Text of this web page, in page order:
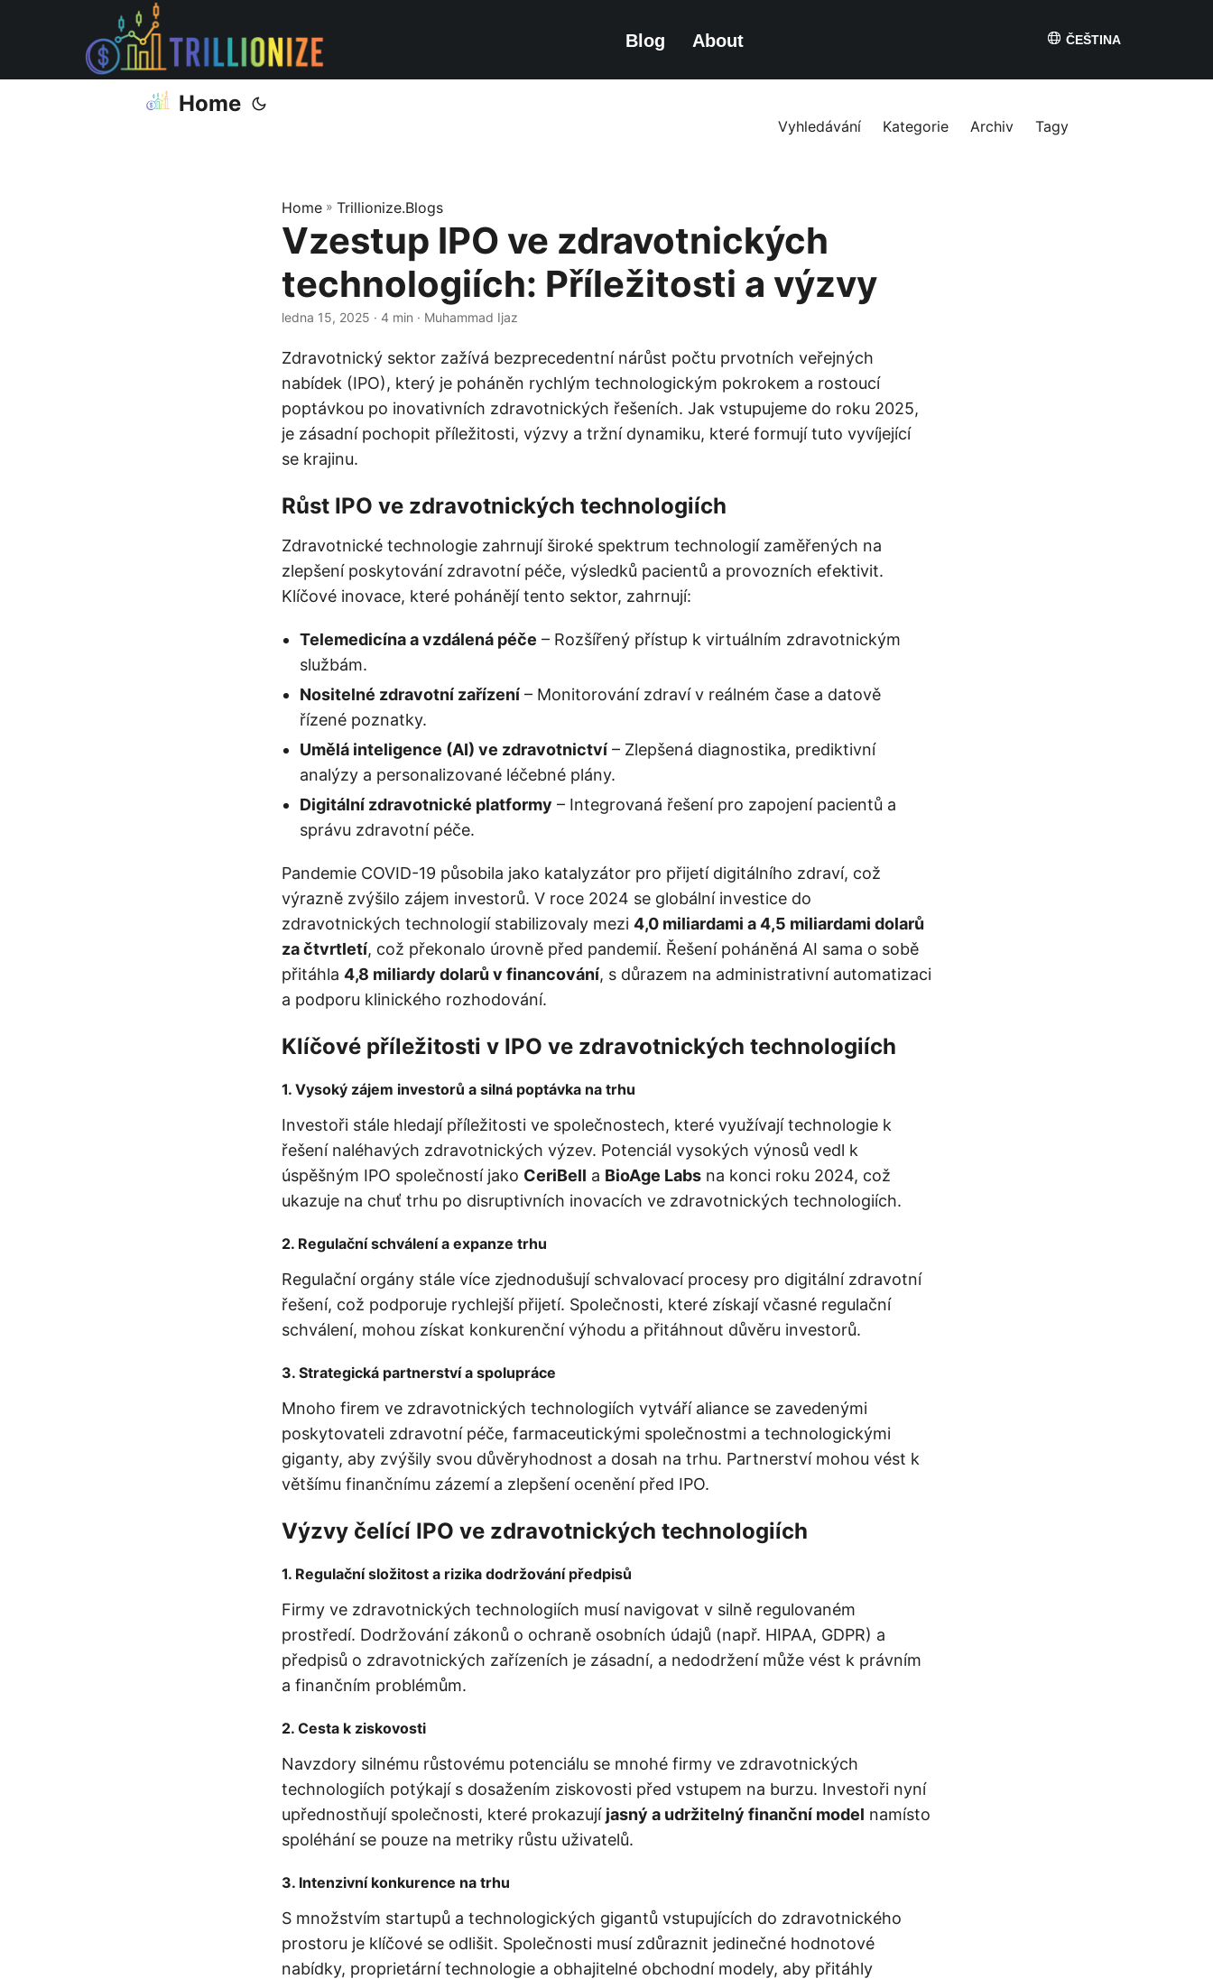
Blog About ČEŠTINA
Home
Vyhledávání Kategorie Archiv Tagy
Home » Trillionize.Blogs
Vzestup IPO ve zdravotnických
technologiích: Příležitosti a výzvy
ledna 15, 2025 · 4 min · Muhammad Ijaz
Zdravotnický sektor zažívá bezprecedentní nárůst počtu prvotních veřejných
nabídek (IPO), který je poháněn rychlým technologickým pokrokem a rostoucí
poptávkou po inovativních zdravotnických řešeních. Jak vstupujeme do roku 2025,
je zásadní pochopit příležitosti, výzvy a tržní dynamiku, které formují tuto vyvíjející
se krajinu.
Růst IPO ve zdravotnických technologiích
Zdravotnické technologie zahrnují široké spektrum technologií zaměřených na
zlepšení poskytování zdravotní péče, výsledků pacientů a provozních efektivit.
Klíčové inovace, které pohánějí tento sektor, zahrnují:
Telemedicína a vzdálená péče – Rozšířený přístup k virtuálním zdravotnickým
službám.
Nositelné zdravotní zařízení – Monitorování zdraví v reálném čase a datově
řízené poznatky.
Umělá inteligence (AI) ve zdravotnictví – Zlepšená diagnostika, prediktivní
analýzy a personalizované léčebné plány.
Digitální zdravotnické platformy – Integrovaná řešení pro zapojení pacientů a
správu zdravotní péče.
Pandemie COVID-19 působila jako katalyzátor pro přijetí digitálního zdraví, což
výrazně zvýšilo zájem investorů. V roce 2024 se globální investice do
zdravotnických technologií stabilizovaly mezi 4,0 miliardami a 4,5 miliardami dolarů
za čtvrtletí, což překonalo úrovně před pandemií. Řešení poháněná AI sama o sobě
přitáhla 4,8 miliardy dolarů v financování, s důrazem na administrativní automatizaci
a podporu klinického rozhodování.
Klíčové příležitosti v IPO ve zdravotnických technologiích
1. Vysoký zájem investorů a silná poptávka na trhu
Investoři stále hledají příležitosti ve společnostech, které využívají technologie k
řešení naléhavých zdravotnických výzev. Potenciál vysokých výnosů vedl k
úspěšným IPO společností jako CeriBell a BioAge Labs na konci roku 2024, což
ukazuje na chuť trhu po disruptivních inovacích ve zdravotnických technologiích.
2. Regulační schválení a expanze trhu
Regulační orgány stále více zjednodušují schvalovací procesy pro digitální zdravotní
řešení, což podporuje rychlejší přijetí. Společnosti, které získají včasné regulační
schválení, mohou získat konkurenční výhodu a přitáhnout důvěru investorů.
3. Strategická partnerství a spolupráce
Mnoho firem ve zdravotnických technologiích vytváří aliance se zavedenými
poskytovateli zdravotní péče, farmaceutickými společnostmi a technologickými
giganty, aby zvýšily svou důvěryhodnost a dosah na trhu. Partnerství mohou vést k
většímu finančnímu zázemí a zlepšení ocenění před IPO.
Výzvy čelící IPO ve zdravotnických technologiích
1. Regulační složitost a rizika dodržování předpisů
Firmy ve zdravotnických technologiích musí navigovat v silně regulovaném
prostředí. Dodržování zákonů o ochraně osobních údajů (např. HIPAA, GDPR) a
předpisů o zdravotnických zařízeních je zásadní, a nedodržení může vést k právním
a finančním problémům.
2. Cesta k ziskovosti
Navzdory silnému růstovému potenciálu se mnohé firmy ve zdravotnických
technologiích potýkají s dosažením ziskovosti před vstupem na burzu. Investoři nyní
upřednostňují společnosti, které prokazují jasný a udržitelný finanční model namísto
spoléhání se pouze na metriky růstu uživatelů.
3. Intenzivní konkurence na trhu
S množstvím startupů a technologických gigantů vstupujících do zdravotnického
prostoru je klíčové se odlišit. Společnosti musí zdůraznit jedinečné hodnotové
nabídky, proprietární technologie a obhajitelné obchodní modely, aby přitáhly